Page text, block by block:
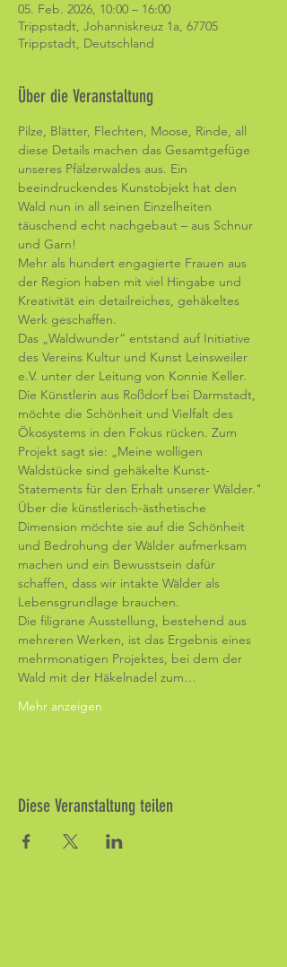
05. Feb. 2026, 10:00 – 16:00
Trippstadt, Johanniskreuz 1a, 67705
Trippstadt, Deutschland
Über die Veranstaltung
Pilze, Blätter, Flechten, Moose, Rinde, all
diese Details machen das Gesamtgefüge
unseres Pfälzerwaldes aus. Ein
beeindruckendes Kunstobjekt hat den
Wald nun in all seinen Einzelheiten
täuschend echt nachgebaut – aus Schnur
und Garn!
Mehr als hundert engagierte Frauen aus
der Region haben mit viel Hingabe und
Kreativität ein detailreiches, gehäkeltes
Werk geschaffen.
Das „Waldwunder“ entstand auf Initiative
des Vereins Kultur und Kunst Leinsweiler
e.V. unter der Leitung von Konnie Keller.
Die Künstlerin aus Roßdorf bei Darmstadt,
möchte die Schönheit und Vielfalt des
Ökosystems in den Fokus rücken. Zum
Projekt sagt sie: „Meine wolligen
Waldstücke sind gehäkelte Kunst-
Statements für den Erhalt unserer Wälder."
Über die künstlerisch-ästhetische
Dimension möchte sie auf die Schönheit
und Bedrohung der Wälder aufmerksam
machen und ein Bewusstsein dafür
schaffen, dass wir intakte Wälder als
Lebensgrundlage brauchen.
Die filigrane Ausstellung, bestehend aus
mehreren Werken, ist das Ergebnis eines
mehrmonatigen Projektes, bei dem der
Wald mit der Häkelnadel zum…
Mehr anzeigen
Diese Veranstaltung teilen